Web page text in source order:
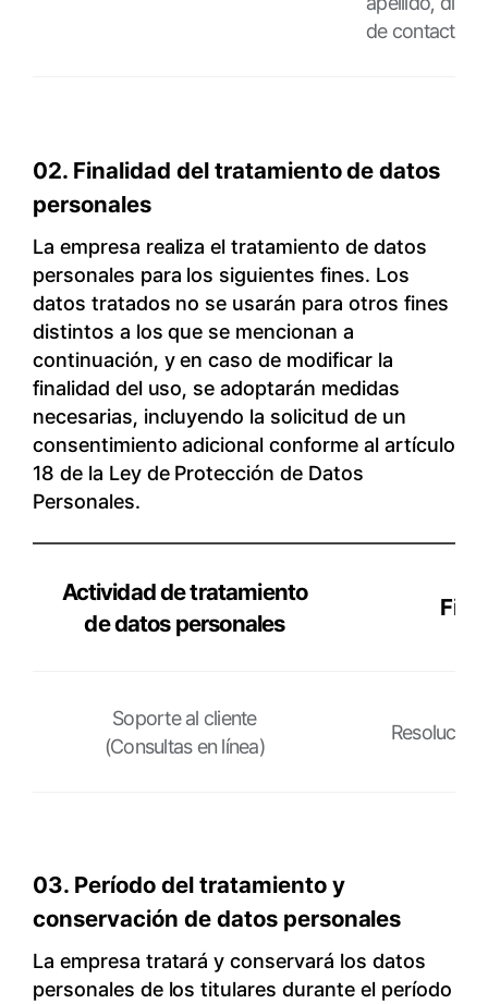
de contacto.
02. Finalidad del tratamiento de datos
personales
La empresa realiza el tratamiento de datos
personales para los siguientes fines. Los
datos tratados no se usarán para otros fines
distintos a los que se mencionan a
continuación, y en caso de modificar la
finalidad del uso, se adoptarán medidas
necesarias, incluyendo la solicitud de un
consentimiento adicional conforme al artículo
18 de la Ley de Protección de Datos
Personales.
tratamiento
tratamiento
Actividad de tratamiento
de datos personales
Soporte al cliente
(Consultas en línea)
03. Período del tratamiento y
conservación de datos personales
La empresa tratará y conservará los datos
personales de los titulares durante el período